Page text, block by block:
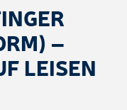
–
LEISEN